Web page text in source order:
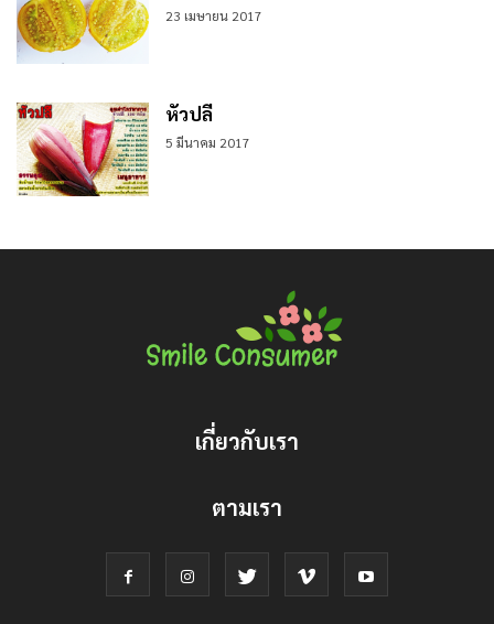
23 เมษายน 2017
หัวปลี
5 มีนาคม 2017
เกี่ยวกับเรา
ตามเรา